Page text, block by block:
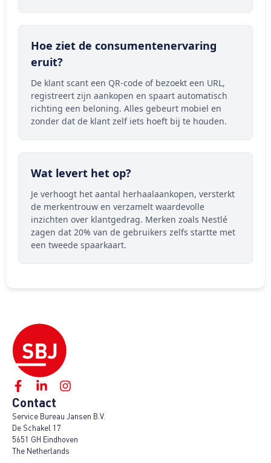
Hoe ziet de consumentenervaring
eruit?
De klant scant een QR-code of bezoekt een URL,
registreert zijn aankopen en spaart automatisch
richting een beloning. Alles gebeurt mobiel en
zonder dat de klant zelf iets hoeft bij te houden.
Wat levert het op?
Je verhoogt het aantal herhaalaankopen, versterkt
de merkentrouw en verzamelt waardevolle
inzichten over klantgedrag. Merken zoals Nestlé
zagen dat 20% van de gebruikers zelfs startte met
een tweede spaarkaart.
Contact
Service Bureau Jansen B.V.
De Schakel 17
5651 GH Eindhoven
The Netherlands